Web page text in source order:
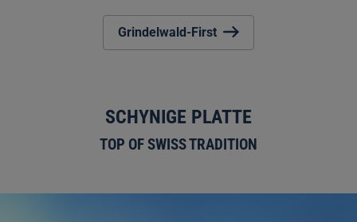
Grindelwald-First
SCHYNIGE PLATTE
TOP OF SWISS TRADITION